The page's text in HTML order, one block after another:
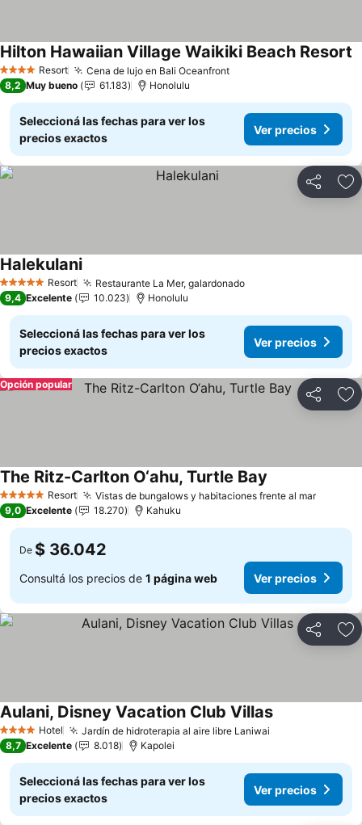
4 EstrellasResort Cena de lujo en Bali OceanfrontVer precios
Hilton Hawaiian Village Waikiki Beach Resort
8,2 Muy bueno 61.183 Honolulu
Seleccioná las fechas para ver los
precios exactos
Ver precios
Compartir
5 Estrellas Resort Restaurante La Mer, galardonadoVer precios
HalekulaniVer precios
9,4 Excelente 10.023 Honolulu
Seleccioná las fechas para ver los
precios exactos
Ver precios
Compartir
Opción popular
5 Estrellas Resort Vistas de bungalows y habitaciones frente al marVer
The Ritz-Carlton O‘ahu, Turtle Bay
9,0 Excelente 18.270 Kahuku
De $ 36.042
Consultá los precios de 1 página web Ver precios
Compartir
4 EstrellasHotel Jardín de hidroterapia al aire libre Laniwai
Aulani, Disney Vacation Club VillasVer precios
8,7 Excelente 8.018 Kapolei
Seleccioná las fechas para ver los
precios exactos
Ver precios